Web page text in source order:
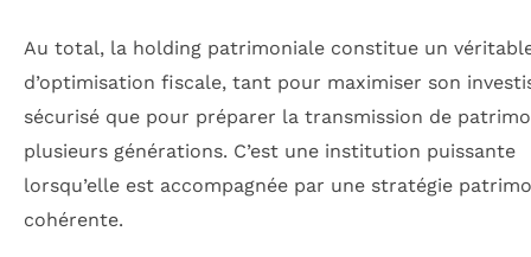
Au total, la holding patrimoniale constitue un
d’optimisation fiscale, tant pour maximiser son
sécurisé que pour préparer la transmission de
plusieurs générations. C’est une institution puissante
lorsqu’elle est accompagnée par une stratégie
cohérente.